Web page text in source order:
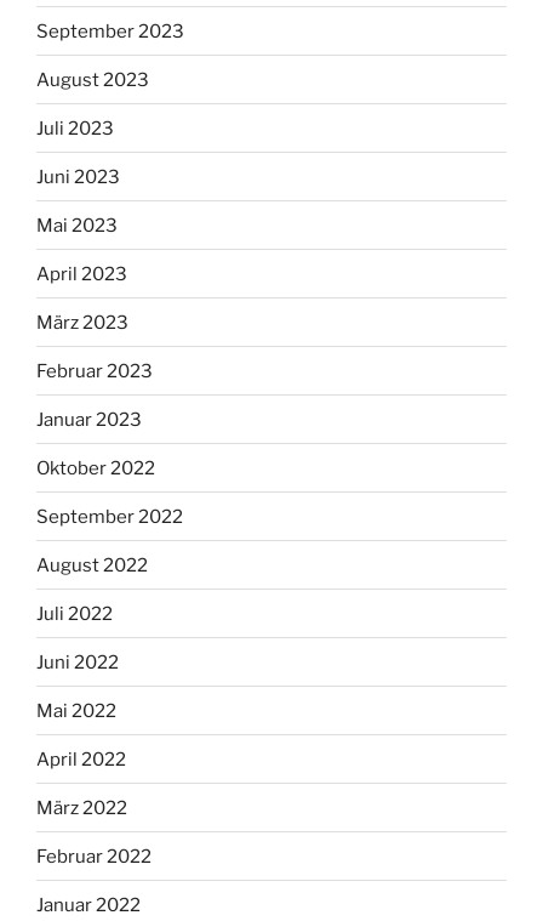
September 2023
August 2023
Juli 2023
Juni 2023
Mai 2023
April 2023
März 2023
Februar 2023
Januar 2023
Oktober 2022
September 2022
August 2022
Juli 2022
Juni 2022
Mai 2022
April 2022
März 2022
Februar 2022
Januar 2022